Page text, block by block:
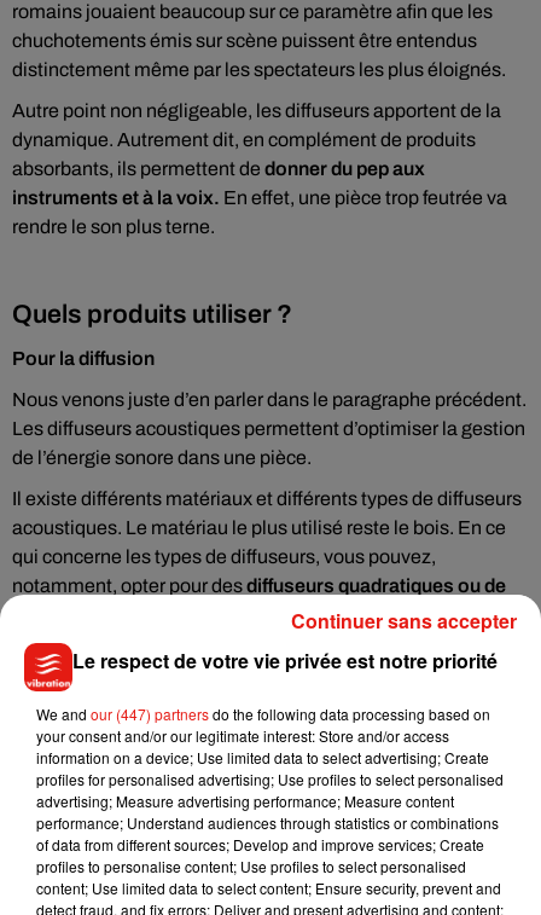
romains jouaient beaucoup sur ce paramètre afin que les
chuchotements émis sur scène puissent être entendus
distinctement même par les spectateurs les plus éloignés.
Autre point non négligeable, les diffuseurs apportent de la
dynamique. Autrement dit, en complément de produits
absorbants, ils permettent de donner du pep aux
instruments et à la voix. En effet, une pièce trop feutrée va
rendre le son plus terne.
Quels produits utiliser ?
Pour la diffusion
Nous venons juste d’en parler dans le paragraphe précédent.
Les diffuseurs acoustiques permettent d’optimiser la gestion
de l’énergie sonore dans une pièce.
Il existe différents matériaux et différents types de diffuseurs
acoustiques. Le matériau le plus utilisé reste le bois. En ce
qui concerne les types de diffuseurs, vous pouvez,
notamment, opter pour desdiffuseurs quadratiques ou de
Pour l’absorption
Concernant l’absorption, le choix de produits pouvant être
utilisé est plus vaste.Les panneaux acoustiques permettent
notamment d'optimiser l'environnement sonore d'un home
studio. Très souvent, ce sont eux qui sont utilisés. Là encore,
les matériaux utilisés peuvent différer. Certains sont plus
transformés et peuvent faire l’objet de controverses.
Il est également possible de s’orienter vers des toiles
Le respect de votre vie privée est notre priorité
We and our (447) partnersdo the following data processing based on
your consent and/or our legitimate interest: Store and/or access
information on a device; Use limited data to select advertising; Create
profiles for personalised advertising; Use profiles to select personalised
advertising; Measure advertising performance; Measure content
performance; Understand audiences through statistics or combinations
of data from different sources; Develop and improve services; Create
profiles to personalise content; Use profiles to select personalised
content; Use limited data to select content; Ensure security, prevent and
detect fraud, and fix errors; Deliver and present advertising and content;
Continuer sans accepter